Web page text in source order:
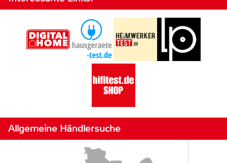
Allgemeine Händlersuche